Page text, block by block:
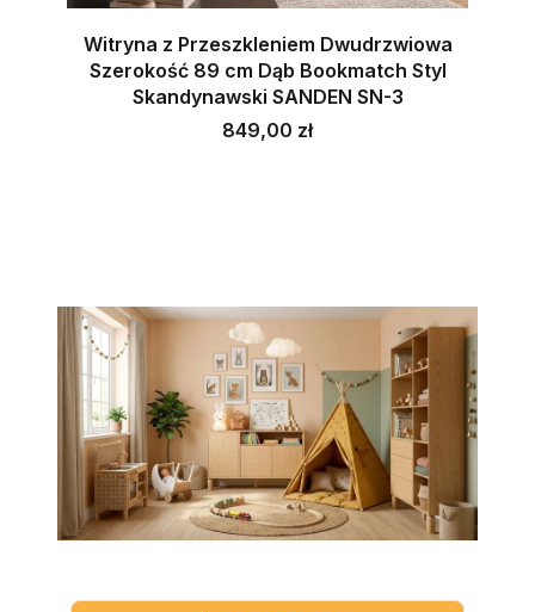
Witryna z Przeszkleniem Dwudrzwiowa
Szerokość 89 cm Dąb Bookmatch Styl
Skandynawski SANDEN SN-3
Cena
849,00 zł